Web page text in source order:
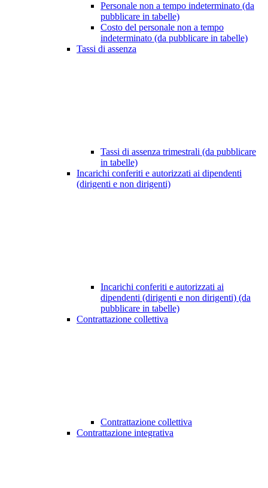
Personale non a tempo indeterminato (da
pubblicare in tabelle)
Costo del personale non a tempo
indeterminato (da pubblicare in tabelle)
Tassi di assenza
Tassi di assenza trimestrali (da pubblicare
in tabelle)
Incarichi conferiti e autorizzati ai dipendenti
(dirigenti e non dirigenti)
Incarichi conferiti e autorizzati ai
dipendenti (dirigenti e non dirigenti) (da
pubblicare in tabelle)
Contrattazione collettiva
Contrattazione collettiva
Contrattazione integrativa